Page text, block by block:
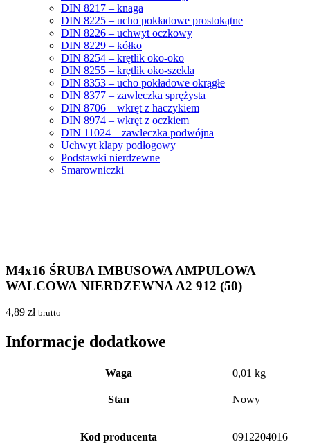
DIN 8217 – knaga
DIN 8225 – ucho pokładowe prostokątne
DIN 8226 – uchwyt oczkowy
DIN 8229 – kółko
DIN 8254 – krętlik oko-oko
DIN 8255 – krętlik oko-szekla
DIN 8353 – ucho pokładowe okrągłe
DIN 8377 – zawleczka sprężysta
DIN 8706 – wkręt z haczykiem
DIN 8974 – wkręt z oczkiem
DIN 11024 – zawleczka podwójna
Uchwyt klapy podłogowy
Podstawki nierdzewne
Smarowniczki
M4x16 ŚRUBA IMBUSOWA AMPULOWA
WALCOWA NIERDZEWNA A2 912 (50)
4,89 zł brutto
Informacje dodatkowe
Waga 0,01 kg
Stan Nowy
Kod producenta 0912204016